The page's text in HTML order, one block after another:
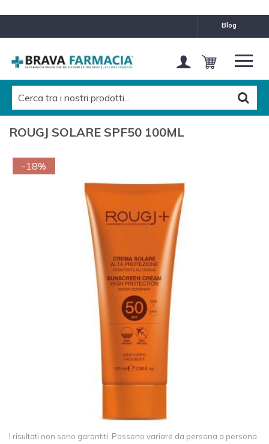
blog
ROUGJ SOLARE SPF50 100ML
-18%
I risultati non sono garantiti. Possono variare da persona a persona.